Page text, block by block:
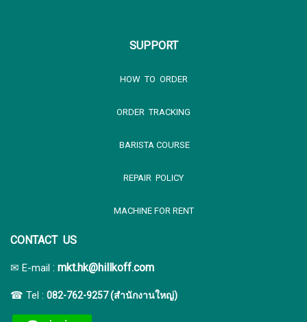
SUPPORT
HOW TO ORDER
ORDER TRACKING
BARISTA COURSE
REPAIR POLICY
MACHINE FOR RENT
CONTACT US
✉ E-mail : mkt.hk@hillkoff.com
☎ Tel : 082-762-9257 (สำนักงานใหญ่)